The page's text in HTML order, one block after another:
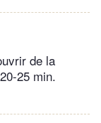
de la
25 min.